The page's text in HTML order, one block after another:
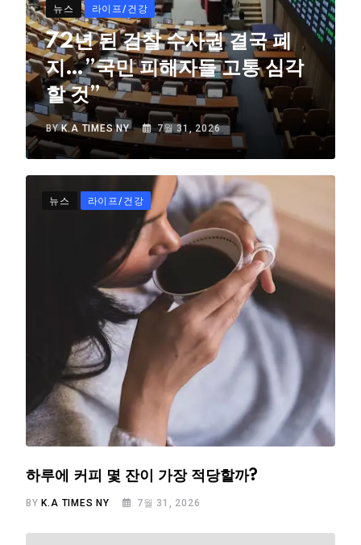
뉴스 라이프/건강
72년 된 검찰 수사권 결국 폐
지…”국민 피해자들 고통 심각
할 것”
BYK.A TIMES NY 7월 31, 2026
뉴스 라이프/건강
하루에 커피 몇 잔이 가장 적당할까?
BYK.A TIMES NY 7월 31, 2026